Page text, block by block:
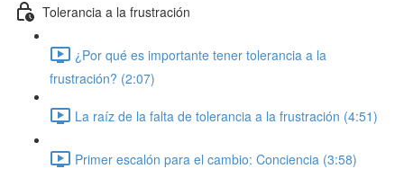
Tolerancia a la frustración
¿Por qué es importante tener tolerancia a la
frustración? (2:07)
La raíz de la falta de tolerancia a la frustración (4:51)
Primer escalón para el cambio: Conciencia (3:58)